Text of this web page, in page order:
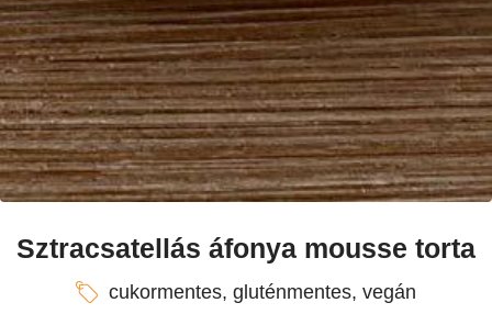
Sztracsatellás áfonya mousse torta
cukormentes, gluténmentes, vegán